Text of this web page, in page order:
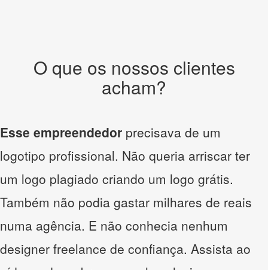
O que os nossos clientes
acham?
Esse empreendedor precisava de um
logotipo profissional. Não queria arriscar ter
um logo plagiado criando um logo grátis.
Também não podia gastar milhares de reais
numa agência. E não conhecia nenhum
designer freelance de confiança. Assista ao